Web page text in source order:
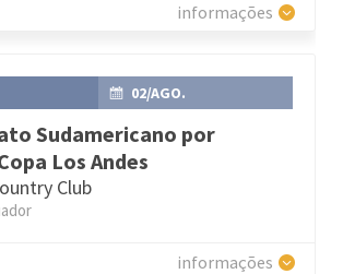
informações
02/AGO.
Sudamericano por
Los Andes
Club
informações